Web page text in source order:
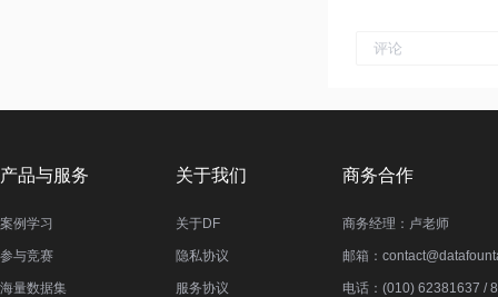
产品与服务
案例学习
参与竞赛
海量数据集
关于我们
关于DF
隐私协议
服务协议
商务合作
商务经理：卢老师
邮箱：
电话：(010) 62381637 /